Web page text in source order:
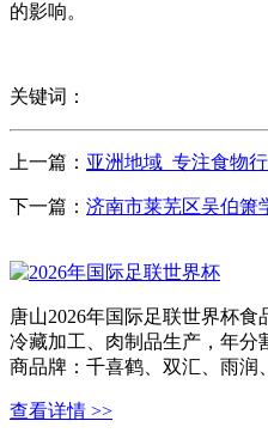
的影响。
关键词：
上一篇： 亚洲地域_专注食物
下一篇： 济南市莱芜区吴伯箫
唐山2026年国际足联世界杯食
冷藏加工、肉制品生产，年分
商品牌：千喜鹤、双汇、雨润
查看详情 >>